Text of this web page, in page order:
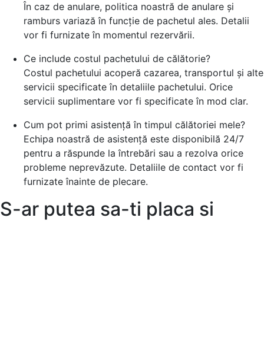
În caz de anulare, politica noastră de anulare și
ramburs variază în funcție de pachetul ales. Detalii
vor fi furnizate în momentul rezervării.
Ce include costul pachetului de călătorie?
Costul pachetului acoperă cazarea, transportul și alte
servicii specificate în detaliile pachetului. Orice
servicii suplimentare vor fi specificate în mod clar.
Cum pot primi asistență în timpul călătoriei mele?
Echipa noastră de asistență este disponibilă 24/7
pentru a răspunde la întrebări sau a rezolva orice
probleme neprevăzute. Detaliile de contact vor fi
furnizate înainte de plecare.
S-ar putea sa-ti placa si